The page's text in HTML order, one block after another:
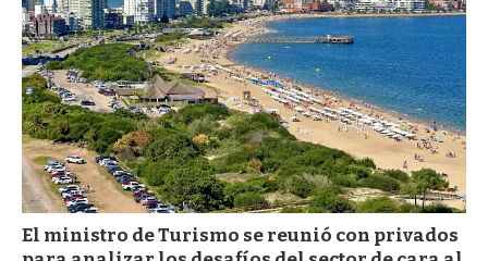
El ministro de Turismo se reunió con privados